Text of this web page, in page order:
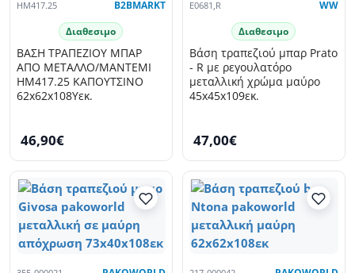
HM417.25 B2BMARKT
Διαθεσιμο
ΒΑΣΗ ΤΡΑΠΕΖΙΟΥ ΜΠΑΡ
ΑΠΟ ΜΕΤΑΛΛΟ/ΜΑΝΤΕΜΙ
HM417.25 ΚΑΠΟΥΤΣΙΝΟ
62x62x108Υεκ.
46,90€
E0681,R WW
Διαθεσιμο
Βάση τραπεζιού μπαρ Prato
- R με ρεγουλατόρο
μεταλλική χρώμα μαύρο
45x45x109εκ.
47,00€